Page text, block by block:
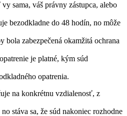
sama, váš právny zástupca, alebo
bezodkladne do 48 hodín, no môže
bola zabezpečená okamžitá ochrana
je platné, kým súd
opatrenia.
na konkrétnu vzdialenosť, z
stáva sa, že súd nakoniec rozhodne